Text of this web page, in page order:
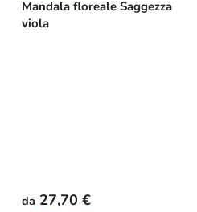
Mandala floreale Saggezza
viola
da 27,70 €